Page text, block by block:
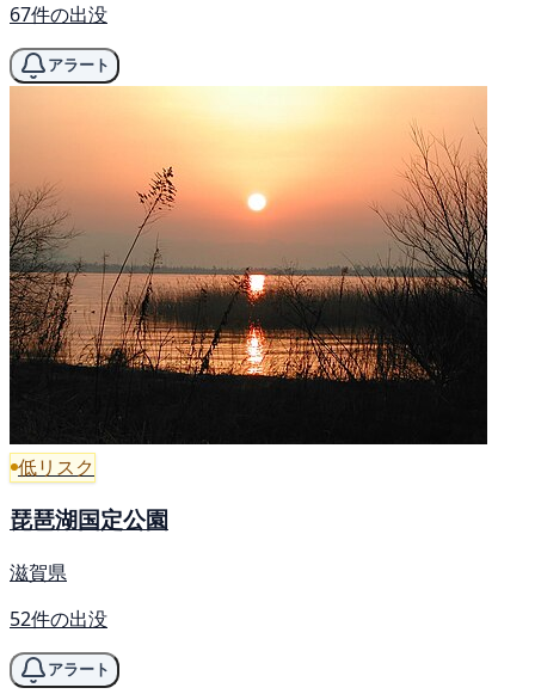
67件の出没
アラート
低リスク
琵琶湖国定公園
滋賀県
52件の出没
アラート